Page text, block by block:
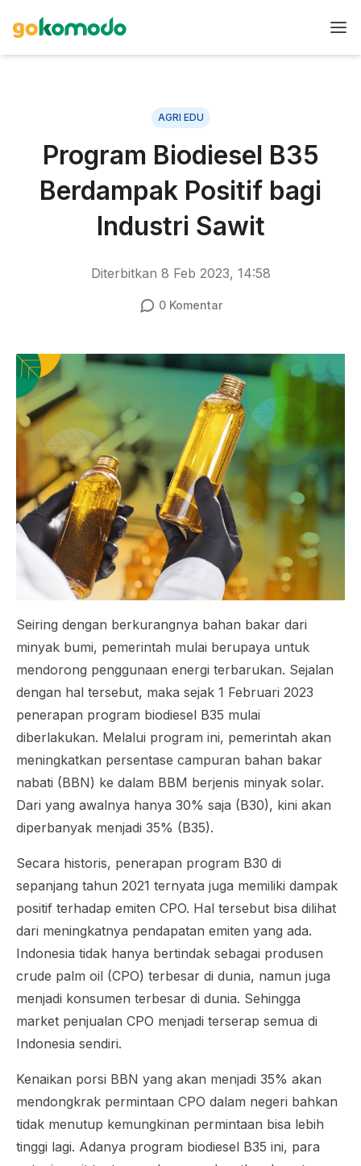
AGRI EDU
Program Biodiesel B35
Berdampak Positif bagi
Industri Sawit
Diterbitkan 8 Feb 2023, 14:58
0Komentar
Seiring dengan berkurangnya bahan bakar dari
minyak bumi, pemerintah mulai berupaya untuk
mendorong penggunaan energi terbarukan. Sejalan
dengan hal tersebut, maka sejak 1 Februari 2023
penerapan program biodiesel B35 mulai
diberlakukan. Melalui program ini, pemerintah akan
meningkatkan persentase campuran bahan bakar
nabati (BBN) ke dalam BBM berjenis minyak solar.
Dari yang awalnya hanya 30% saja (B30), kini akan
diperbanyak menjadi 35% (B35).
Secara historis, penerapan program B30 di
sepanjang tahun 2021 ternyata juga memiliki dampak
positif terhadap emiten CPO. Hal tersebut bisa dilihat
dari meningkatnya pendapatan emiten yang ada.
Indonesia tidak hanya bertindak sebagai produsen
crude palm oil (CPO) terbesar di dunia, namun juga
menjadi konsumen terbesar di dunia. Sehingga
market penjualan CPO menjadi terserap semua di
Indonesia sendiri.
Kenaikan porsi BBN yang akan menjadi 35% akan
mendongkrak permintaan CPO dalam negeri bahkan
tidak menutup kemungkinan permintaan bisa lebih
tinggi lagi. Adanya program biodiesel B35 ini, para